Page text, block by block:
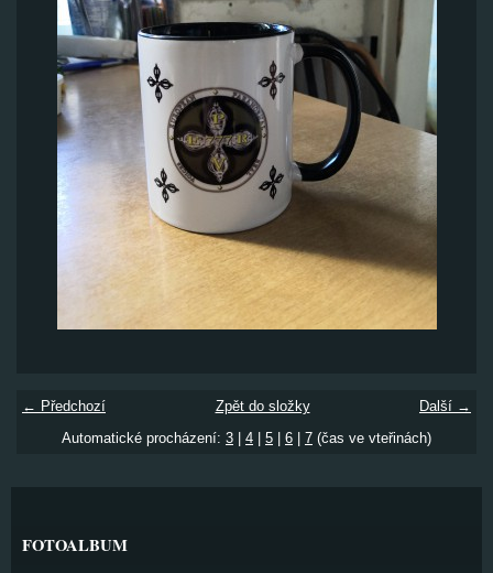
← Předchozí Další →
Zpět do složky
Automatické procházení: 3 4 5 6 7 (čas ve vteřinách)
FOTOALBUM